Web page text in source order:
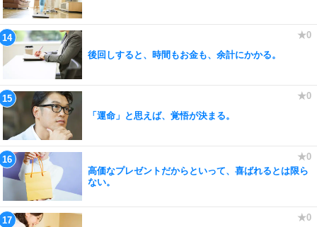
後回しすると、時間もお金も、余計にかかる。
「運命」と思えば、覚悟が決まる。
高価なプレゼントだからといって、喜ばれるとは限ら
ない。